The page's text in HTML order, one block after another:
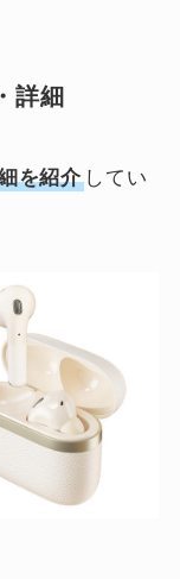
詳細
を紹介 してい